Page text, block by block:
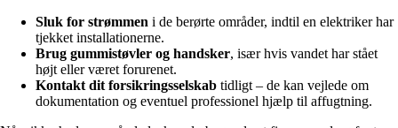
Sluk for strømmen i de berørte områder, indtil en elektriker har
tjekket installationerne.
Brug gummistøvler og handsker, især hvis vandet har stået
højt eller været forurenet.
Kontakt dit forsikringsselskab tidligt – de kan vejlede om
dokumentation og eventuel professionel hjælp til affugtning.